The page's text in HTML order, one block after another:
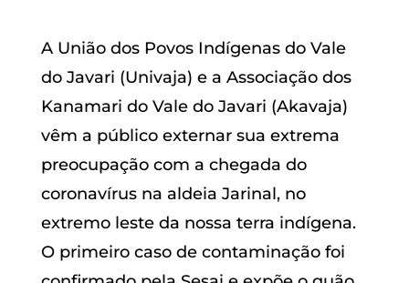
A União dos Povos Indígenas do Vale
do Javari (Univaja) e a Associação dos
Kanamari do Vale do Javari (Akavaja)
vêm a público externar sua extrema
preocupação com a chegada do
coronavírus na aldeia Jarinal, no
extremo leste da nossa terra indígena.
O primeiro caso de contaminação foi